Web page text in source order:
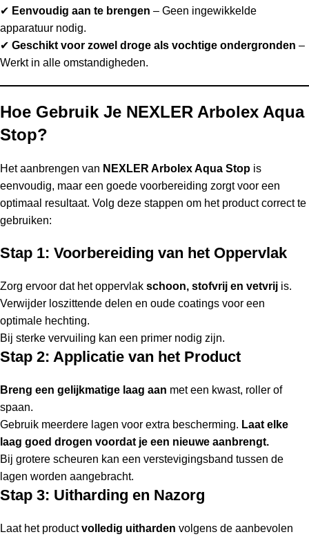
✔ Eenvoudig aan te brengen – Geen ingewikkelde
apparatuur nodig.
✔ Geschikt voor zowel droge als vochtige ondergronden –
Werkt in alle omstandigheden.
Hoe Gebruik Je NEXLER Arbolex Aqua
Stop?
Het aanbrengen van NEXLER Arbolex Aqua Stop is
eenvoudig, maar een goede voorbereiding zorgt voor een
optimaal resultaat. Volg deze stappen om het product correct te
gebruiken:
Stap 1: Voorbereiding van het Oppervlak
Zorg ervoor dat het oppervlak schoon, stofvrij en vetvrij is.
Verwijder loszittende delen en oude coatings voor een
optimale hechting.
Bij sterke vervuiling kan een primer nodig zijn.
Stap 2: Applicatie van het Product
Breng een gelijkmatige laag aan met een kwast, roller of
spaan.
Gebruik meerdere lagen voor extra bescherming. Laat elke
laag goed drogen voordat je een nieuwe aanbrengt.
Bij grotere scheuren kan een verstevigingsband tussen de
lagen worden aangebracht.
Stap 3: Uitharding en Nazorg
Laat het productvolledig uitharden volgens de aanbevolen